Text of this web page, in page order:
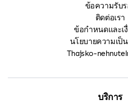
ข้อความรับร
ติดต่อเรา
ข้อกำหนดและเ
นโยบายความเป็
Thajsko-
บริการ